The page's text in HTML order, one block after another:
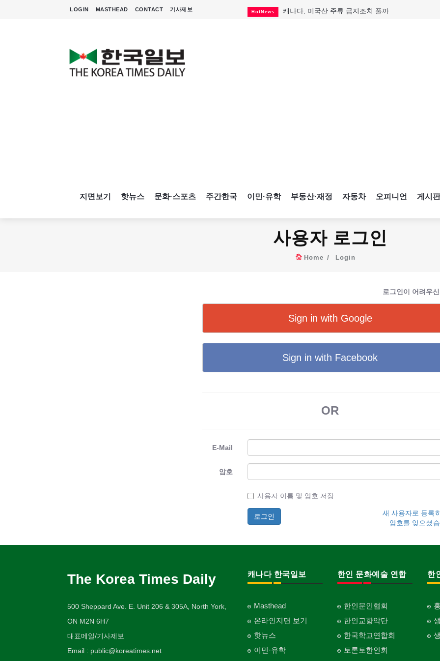
LOGIN MASTHEAD CONTACT 기사제보 HotNews 캐나다, 미국산 주류 금지조치 풀까
지면보기 핫뉴스 문화·스포츠 주간한국 이민·유학 부동산·재정 자동차 오피니언 게시판
사용자 로그인
Home Login
로그인이 어려우
Sign in with Google
Sign in with Facebook
OR
E-Mail
암호
사용자 이름 및 암호 저장
새 사용자로 등록
암호를 잊으셨
The Korea Times Daily
500 Sheppard Ave. E. Unit 206 & 305A, North York,
ON M2N 6H7
대표메일/기사제보
Email : public@koreatimes.net
캐나다 한국일보
Masthead
온라인지면 보기
핫뉴스
이민·유학
한인 문화예술 연합
한인문인협회
한인교향악단
한국학교연합회
토론토한인회
한